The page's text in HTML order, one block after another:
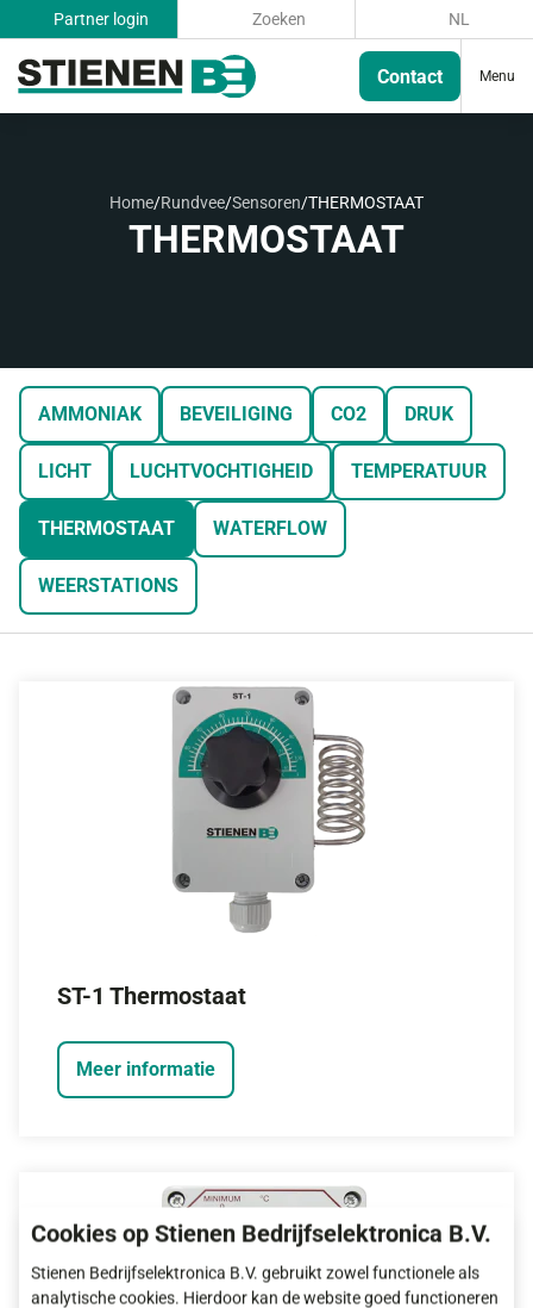
Partner login Zoeken NL
Contact Menu
Home/Rundvee/Sensoren/THERMOSTAAT
THERMOSTAAT
AMMONIAK BEVEILIGING CO2 DRUK
LICHT LUCHTVOCHTIGHEID TEMPERATUUR
THERMOSTAAT WATERFLOW
WEERSTATIONS
ST-1 Thermostaat
Meer informatie
Cookies op Stienen Bedrijfselektronica B.V.
Stienen Bedrijfselektronica B.V. gebruikt zowel functionele als
analytische cookies. Hierdoor kan de website goed functioneren